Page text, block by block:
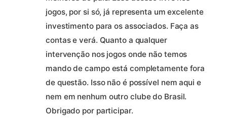
jogos, por si só, já representa um excelente
investimento para os associados. Faça as
contas e verá. Quanto a qualquer
intervenção nos jogos onde não temos
mando de campo está completamente fora
de questão. Isso não é possível nem aqui e
nem em nenhum outro clube do Brasil.
Obrigado por participar.